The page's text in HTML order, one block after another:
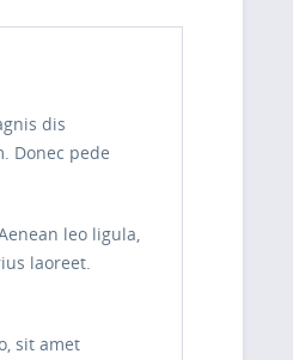
dis
Donec pede
leo ligula,
laoreet.
sit amet